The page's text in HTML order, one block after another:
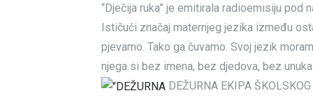
“Dječija ruka” je emitirala radioemisiju pod
Ističući značaj maternjeg jezika između
pjevamo. Tako ga čuvamo. Svoj jezik
njega si bez imena, bez djedova, bez
DEŽURNA EKIPA